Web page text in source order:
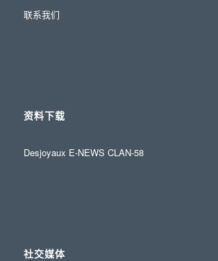
联系我们
资料下载
Desjoyaux E-NEWS CLAN-58
社交媒体